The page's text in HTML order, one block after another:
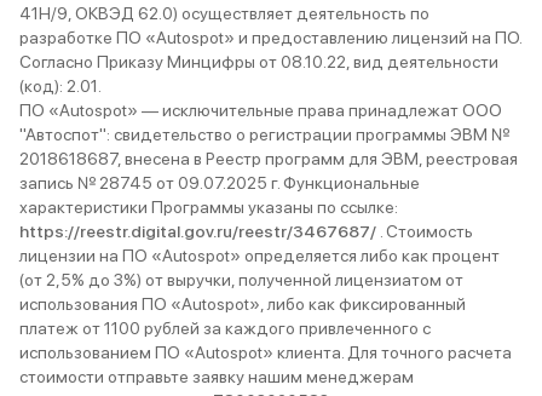
41Н/9, ОКВЭД 62.0) осуществляет деятельность по
разработке ПО «Autospot» и предоставлению лицензий на ПО.
Согласно Приказу Минцифры от 08.10.22, вид деятельности
(код): 2.01.
ПО «Autospot» — исключительные права принадлежат ООО
"Автоспот": свидетельство о регистрации программы ЭВМ №
2018618687, внесена в Реестр программ для ЭВМ, реестровая
запись № 28745 от 09.07.2025 г. Функциональные
характеристики Программы указаны по ссылке:
https://reestr.digital.gov.ru/reestr/3467687/ . Стоимость
лицензии на ПО «Autospot» определяется либо как процент
(от 2,5% до 3%) от выручки, полученной лицензиатом от
использования ПО «Autospot», либо как фиксированный
платеж от 1100 рублей за каждого привлеченного с
использованием ПО «Autospot» клиента. Для точного расчета
стоимости отправьте заявку нашим менеджерам